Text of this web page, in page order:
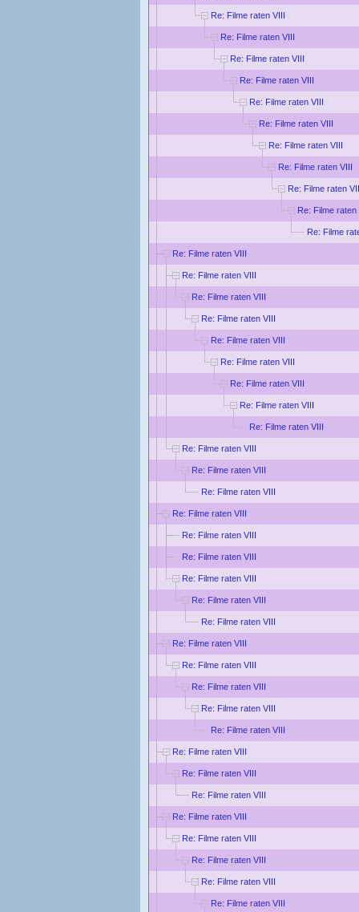
Re: Filme raten VIII
Re: Filme raten VIII
Re: Filme raten VIII
Re: Filme raten VIII
Re: Filme raten VIII
Re: Filme raten VIII
Re: Filme raten VIII
Re: Filme raten VIII
Re: Filme raten
Re: Filme raten
Re: Filme
Re: Filme raten VIII
Re: Filme raten VIII
Re: Filme raten VIII
Re: Filme raten VIII
Re: Filme raten VIII
Re: Filme raten VIII
Re: Filme raten VIII
Re: Filme raten VIII
Re: Filme raten VIII
Re: Filme raten VIII
Re: Filme raten VIII
Re: Filme raten VIII
Re: Filme raten VIII
Re: Filme raten VIII
Re: Filme raten VIII
Re: Filme raten VIII
Re: Filme raten VIII
Re: Filme raten VIII
Re: Filme raten VIII
Re: Filme raten VIII
Re: Filme raten VIII
Re: Filme raten VIII
Re: Filme raten VIII
Re: Filme raten VIII
Re: Filme raten VIII
Re: Filme raten VIII
Re: Filme raten VIII
Re: Filme raten VIII
Re: Filme raten VIII
Re: Filme raten VIII
Re: Filme raten VIII